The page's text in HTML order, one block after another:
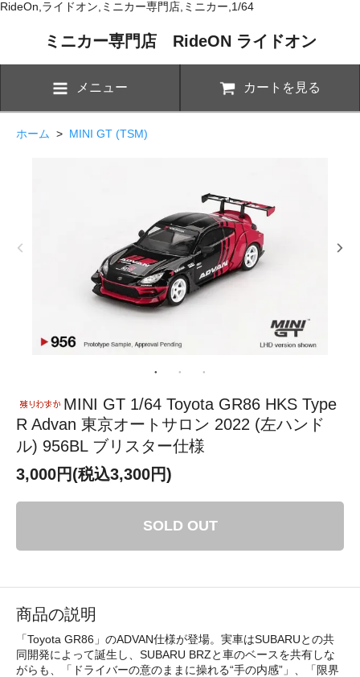
RideOn,ライドオン,ミニカー専門店,ミニカー,1/64
ミニカー専門店 RideON ライドオン
メニュー カートを見る
ホーム > MINI GT (TSM)
MINI GT 1/64 Toyota GR86 HKS Type
R Advan 東京オートサロン 2022 (左ハンド
ル) 956BL ブリスター仕様
3,000円(税込3,300円)
SOLD OUT
商品の説明
「Toyota GR86」のADVAN仕様が登場。実車はSUBARUとの共
同開発によって誕生し、SUBARU BRZと車のベースを共有しな
がらも、「ドライバーの意のままに操れる“手の内感”」、「限界